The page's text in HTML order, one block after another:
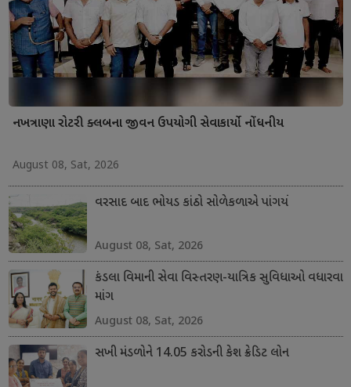
નખત્રાણા રોટરી ક્લબના જીવન ઉપયોગી સેવાકાર્યો નોંધનીય
August 08, Sat, 2026
વરસાદ બાદ ભોયડ કાંઠો સોળેકળાએ પાંગર્યો
August 08, Sat, 2026
કંડલા વિમાની સેવા વિસ્તરણ-યાત્રિક સુવિધાઓ વધારવા
માંગ
August 08, Sat, 2026
સખી મંડળોને 14.05 કરોડની કેશ ક્રેડિટ લોન